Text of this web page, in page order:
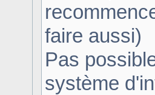
faire aussi)
Pas
système